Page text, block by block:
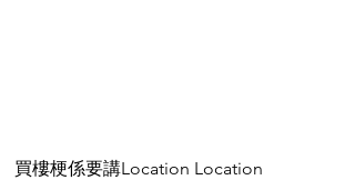
買樓梗係要講Location Location